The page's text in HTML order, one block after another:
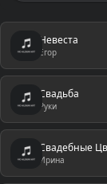
Невеста
Егор
Свадьба
Руки
Свадебные
Ирина